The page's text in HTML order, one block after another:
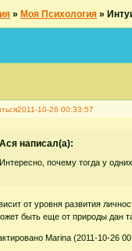
» Моя Психология »
2011-10-26 00:33:57
Acя написал(а):
Интересно, почему тогда у
от уровня развития
быть еще от природы дан
Marina (2011-10-26